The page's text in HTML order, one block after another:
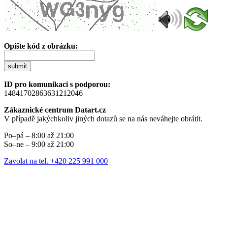
Opište kód z obrázku:
submit
ID pro komunikaci s podporou:
14841702863631212046
Zákaznické centrum Datart.cz
V případě jakýchkoliv jiných dotazů se na nás neváhejte obrátit.
Po–pá – 8:00 až 21:00
So–ne – 9:00 až 21:00
Zavolat na tel. +420 225 991 000